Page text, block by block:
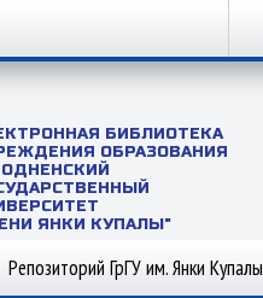
БИБЛИОТЕКА
ОБРАЗОВАНИЯ
ЯНКИ КУПАЛЫ"
Репозиторий ГрГУ им. Янки Купалы